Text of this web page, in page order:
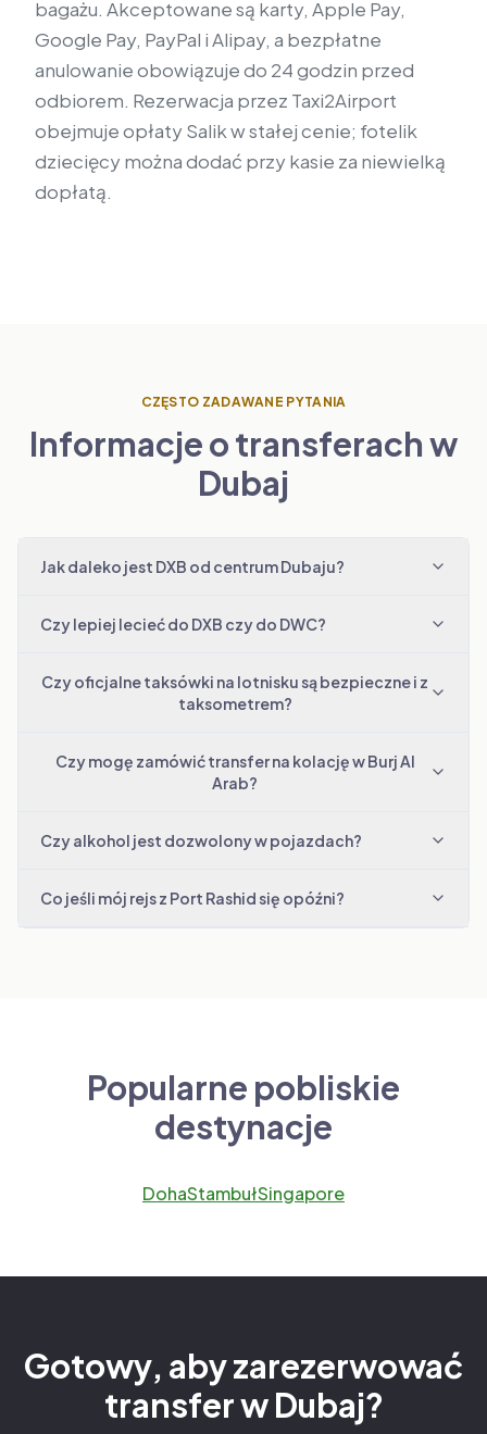
bagażu. Akceptowane są karty, Apple Pay,
Google Pay, PayPal i Alipay, a bezpłatne
anulowanie obowiązuje do 24 godzin przed
odbiorem. Rezerwacja przez Taxi2Airport
obejmuje opłaty Salik w stałej cenie; fotelik
dziecięcy można dodać przy kasie za niewielką
dopłatą.
CZĘSTO ZADAWANE PYTANIA
Informacje o transferach w
Dubaj
Jak daleko jest DXB od centrum Dubaju?
Czy lepiej lecieć do DXB czy do DWC?
Czy oficjalne taksówki na lotnisku są bezpieczne i z
taksometrem?
Czy mogę zamówić transfer na kolację w Burj Al
Arab?
Czy alkohol jest dozwolony w pojazdach?
Co jeśli mój rejs z Port Rashid się opóźni?
Popularne pobliskie
destynacje
DohaStambułSingapore
Gotowy, aby zarezerwować
transfer w Dubaj?